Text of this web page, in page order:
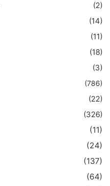
(2)
(14)
(11)
(18)
(3)
(786)
(22)
(326)
(11)
(24)
(137)
(64)